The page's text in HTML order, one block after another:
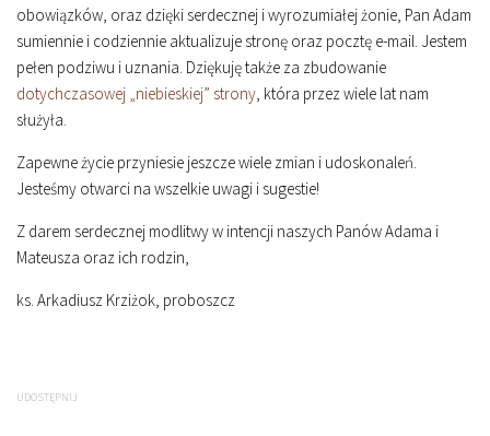
obowiązków, oraz dzięki serdecznej i wyrozumiałej żonie, Pan Adam
sumiennie i codziennie aktualizuje stronę oraz pocztę e-mail. Jestem
pełen podziwu i uznania. Dziękuję także za zbudowanie
dotychczasowej „niebieskiej” strony, która przez wiele lat nam
służyła.
Zapewne życie przyniesie jeszcze wiele zmian i udoskonaleń.
Jesteśmy otwarci na wszelkie uwagi i sugestie!
Z darem serdecznej modlitwy w intencji naszych Panów Adama i
Mateusza oraz ich rodzin,
ks. Arkadiusz Krziżok, proboszcz
UDOSTĘPNIJ